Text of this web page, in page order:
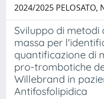
2024/2025 PELOSATO,
Sviluppo di
massa per
quantificazione di
pro-trombotiche
Willebrand in
Antifosfolipidica